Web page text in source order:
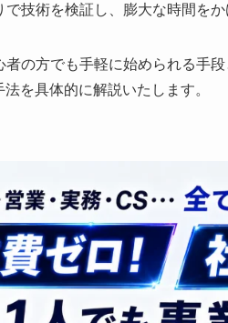
技術を検証し、膨大な時間を
者の方でも手軽に始められる手
を具体的に解説いたします。